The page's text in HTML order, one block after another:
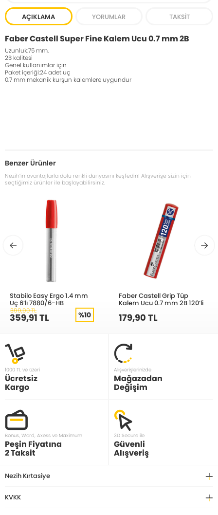
AÇIKLAMA YORUMLAR TAKSIT
Faber Castell Super Fine Kalem Ucu 0.7 mm 2B
Uzunluk:75 mm.
2B kalitesi
Genel kullanımlar için
Paket içeriği:24 adet uç
0.7 mm mekanik kurşun kalemlere uygundur
Benzer Ürünler
Nezih’in avantajlarla dolu renkli dünyasını keşfedin! Alışverişe sizin için
seçtiğimiz ürünler ile başlayabilirsiniz.
Stabilo Easy Ergo 1.4 mm
Uç 6’lı 7880/6-HB
399,90 TL
359,91 TL %10
Faber Castell Grip Tüp
Kalem Ucu 0.7 mm 2B 120’li
179,90 TL
1000 TL ve üzeri
Ücretsiz
Kargo
Alışverişlerinizde
Mağazadan
Değişim
Bonus, Word, Axess ve Maximum
Peşin Fiyatına
2 Taksit
3D Secure ile
Güvenli
Alışveriş
Nezih Kırtasiye
KVKK